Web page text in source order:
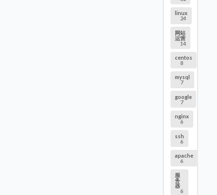
linux
24
网站
运营
14
centos
8
mysql
7
google
7
nginx
6
ssh
6
apache
6
服
务
器
6